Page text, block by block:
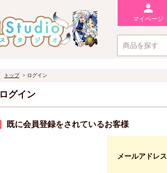
マイページ
トップ ログイン
ログイン
既に会員登録をされているお客様
メールアドレス